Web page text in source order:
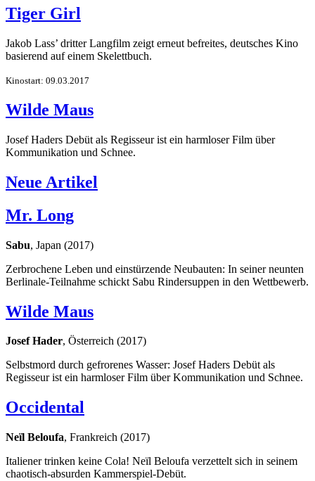
Tiger Girl
Jakob Lass’ dritter Langfilm zeigt erneut befreites, deutsches Kino
basierend auf einem Skelettbuch.
Kinostart: 09.03.2017
Wilde Maus
Josef Haders Debüt als Regisseur ist ein harmloser Film über
Kommunikation und Schnee.
Neue Artikel
Mr. Long
Sabu, Japan (2017)
Zerbrochene Leben und einstürzende Neubauten: In seiner neunten
Berlinale-Teilnahme schickt Sabu Rindersuppen in den Wettbewerb.
Wilde Maus
Josef Hader, Österreich (2017)
Selbstmord durch gefrorenes Wasser: Josef Haders Debüt als
Regisseur ist ein harmloser Film über Kommunikation und Schnee.
Occidental
Neïl Beloufa, Frankreich (2017)
Italiener trinken keine Cola! Neïl Beloufa verzettelt sich in seinem
chaotisch-absurden Kammerspiel-Debüt.